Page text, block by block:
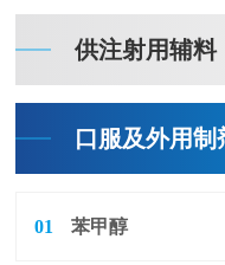
供注射用辅料
口服及外用制
01 苯甲醇